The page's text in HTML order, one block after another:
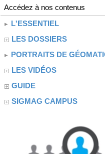
Accédez à nos contenus
L'ESSENTIEL
LES DOSSIERS
PORTRAITS DE
LES VIDÉOS
GUIDE
SIGMAG CAMPUS